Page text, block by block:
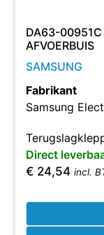
DA63-00951C
AFVOERBUIS
SAMSUNG
Fabrikant
Samsung
Direct
€ 24,54 incl.